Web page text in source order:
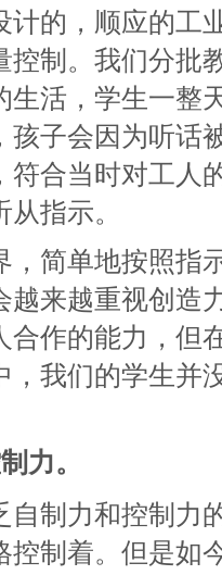
计的，顺应的工
制。我们分批
生活，学生一整
子会因为听话
符合当时对工
指示。
，简单地按照指
越来越重视创造
合作的能力，但
，我们的学生并
力。
自制力和控制力
控制着。但是如